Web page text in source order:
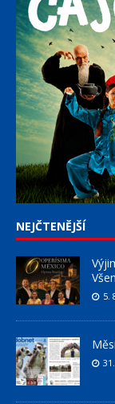
NEJČTENĚJŠÍ
5.